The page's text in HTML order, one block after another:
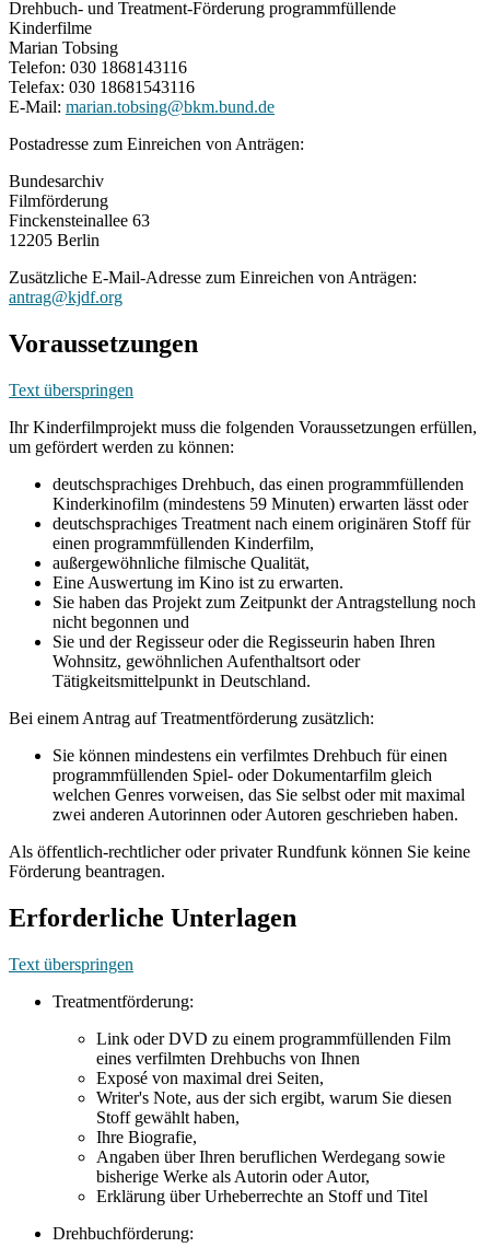
Drehbuch- und Treatment-Förderung programmfüllende
Kinderfilme
Marian Tobsing
Telefon: 030 1868143116
Telefax: 030 18681543116
E-Mail: marian.tobsing@bkm.bund.de
Postadresse zum Einreichen von Anträgen:
Bundesarchiv
Filmförderung
Finckensteinallee 63
12205 Berlin
Zusätzliche E-Mail-Adresse zum Einreichen von Anträgen:
antrag@kjdf.org
Voraussetzungen
Text überspringen
Ihr Kinderfilmprojekt muss die folgenden Voraussetzungen erfüllen,
um gefördert werden zu können:
deutschsprachiges Drehbuch, das einen programmfüllenden
Kinderkinofilm (mindestens 59 Minuten) erwarten lässt oder
deutschsprachiges Treatment nach einem originären Stoff für
einen programmfüllenden Kinderfilm,
außergewöhnliche filmische Qualität,
Eine Auswertung im Kino ist zu erwarten.
Sie haben das Projekt zum Zeitpunkt der Antragstellung noch
nicht begonnen und
Sie und der Regisseur oder die Regisseurin haben Ihren
Wohnsitz, gewöhnlichen Aufenthaltsort oder
Tätigkeitsmittelpunkt in Deutschland.
Bei einem Antrag auf Treatmentförderung zusätzlich:
Sie können mindestens ein verfilmtes Drehbuch für einen
programmfüllenden Spiel- oder Dokumentarfilm gleich
welchen Genres vorweisen, das Sie selbst oder mit maximal
zwei anderen Autorinnen oder Autoren geschrieben haben.
Als öffentlich-rechtlicher oder privater Rundfunk können Sie keine
Förderung beantragen.
Erforderliche Unterlagen
Text überspringen
Treatmentförderung:
Link oder DVD zu einem programmfüllenden Film
eines verfilmten Drehbuchs von Ihnen
Exposé von maximal drei Seiten,
Writer's Note, aus der sich ergibt, warum Sie diesen
Stoff gewählt haben,
Ihre Biografie,
Angaben über Ihren beruflichen Werdegang sowie
bisherige Werke als Autorin oder Autor,
Erklärung über Urheberrechte an Stoff und Titel
Drehbuchförderung: